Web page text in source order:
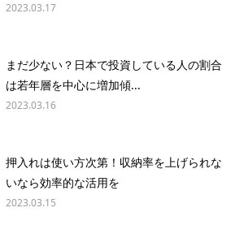
2023.03.17
まだ少ない？日本で投資している人の割合
は若年層を中心に増加傾...
2023.03.16
押入れは使い方次第！収納率を上げられな
いなら効率的な活用を
2023.03.15